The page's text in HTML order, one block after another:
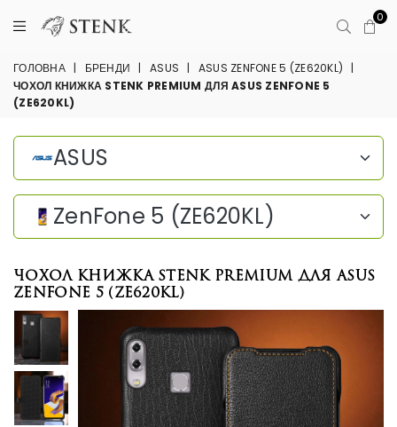
0
ГОЛОВНА | БРЕНДИ | ASUS | ASUS ZENFONE 5 (ZE620KL)
|
ЧОХОЛ КНИЖКА STENK PREMIUM ДЛЯ ASUS ZENFONE 5
(ZE620KL)
Чохол книжка Stenk Premium для ASUS
ZenFone 5 (ZE620KL)
ASUS
ZenFone 5 (ZE620KL)